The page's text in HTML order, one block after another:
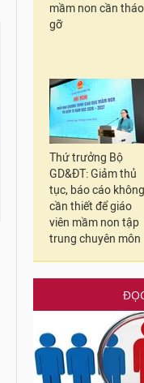
mầm non cần tháo
gỡ
Thứ trưởng Bộ
GD&ĐT: Giảm thủ
tục, báo cáo không
cần thiết để giáo
viên mầm non tập
trung chuyên môn